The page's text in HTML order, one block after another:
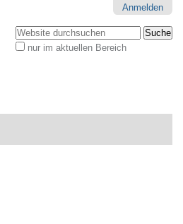
Anmelden
Website durchsuchen
nur im aktuellen Bereich